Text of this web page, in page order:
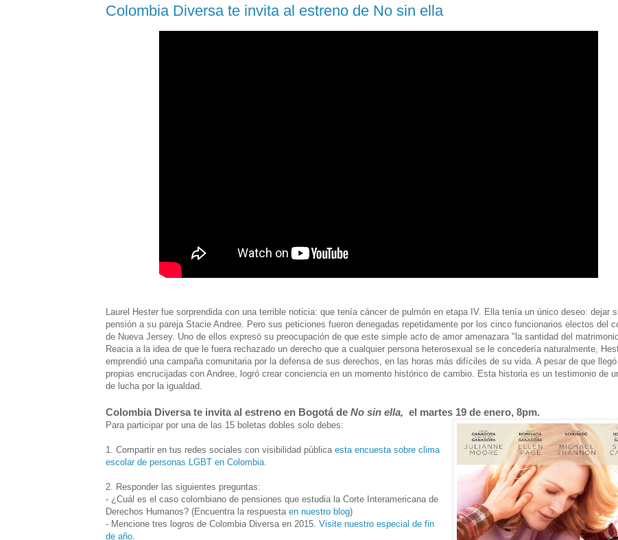
Colombia Diversa te invita al estreno de No sin ella
Laurel Hester fue sorprendida con una terrible noticia: que tenía cáncer de pulmón en etapa IV. Ella tenía un único deseo: dejar
pensión a su pareja Stacie Andree. Pero sus peticiones fueron denegadas repetidamente por los cinco funcionarios electos del
de Nueva Jersey. Uno de ellos expresó su preocupación de que este simple acto de amor amenazara "la santidad del
Reacia a la idea de que le fuera rechazado un derecho que a cualquier persona heterosexual se le concedería naturalmente,
emprendió una campaña comunitaria por la defensa de sus derechos, en las horas más difíciles de su vida. A pesar de que
propias encrucijadas con Andree, logró crear conciencia en un momento histórico de cambio. Esta historia es un testimonio de
de lucha por la igualdad.
Colombia Diversa te invita al estreno en Bogotá de No sin ella, el martes 19 de enero, 8pm.
Para participar por una de las 15 boletas dobles solo debes:
1. Compartir en tus redes sociales con visibilidad pública esta encuesta sobre clima
escolar de personas LGBT en Colombia.
2. Responder las siguientes preguntas:
- ¿Cuál es el caso colombiano de pensiones que estudia la Corte Interamericana de
Derechos Humanos? (Encuentra la respuesta en nuestro blog)
- Mencione tres logros de Colombia Diversa en 2015. Visite nuestro especial de fin
de año.